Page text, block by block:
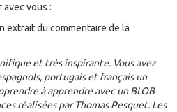
vous :
extrait du commentaire de la
et très inspirante. Vous avez
portugais et français un
à apprendre avec un BLOB
réalisées par Thomas Pesquet. Les